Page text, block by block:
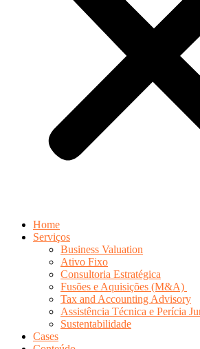
Home
Serviços
Business Valuation
Ativo Fixo
Consultoria Estratégica
Fusões e Aquisições (M&A)
Tax and Accounting Advisory
Assistência Técnica e Perícia
Sustentabilidade
Cases